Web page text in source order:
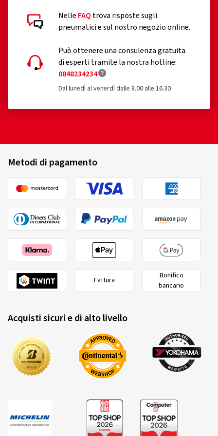
veicoli immatricolati per la prima volta prima del 1°
ottobre 1990
pneumatici ricostruiti (fino a che il Regolamento UE
2020/740 non sarà conseguentemente esteso)
pneumatici fuoristrada professionali
pneumatici di scorta ad uso temporaneo di tipo T;
pneumatici appartenenti a una categoria di velocità
inferiore a 80 km/h
pneumatici il cui diametro nominale non superi 254 mm
o sia pari o superiore a 635 mm
Lassa
195/75 R16C 107R/105R
Nelle FAQ trova risposte sugli
pneumatici e sul nostro negozio online.
Può ottenere una consulenza gratuita
di esperti tramite la nostra hotline:
0848234234
Dal lunedì al venerdì dalle 8.00 alle 16.30
Metodi di pagamento
Fattura
Bonifico
bancario
Acquisti sicuri e di alto livello